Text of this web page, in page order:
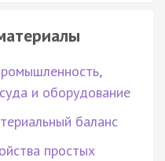
и оборудование
баланс
простых